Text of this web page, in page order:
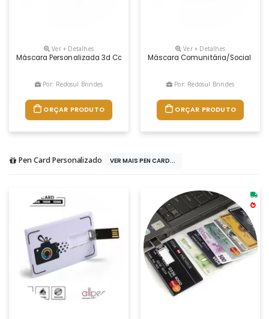
Ver + Detalhes
Máscara Personalizada 3d Com Impressão Em Silk Ou Sublimação
Por: Redosul Brindes
ORÇAR PRODUTO
Ver + Detalhes
Máscara Comunitária/social (não
Por: Redosul Brindes
ORÇAR PRODUTO
Pen Card Personalizado VER MAIS PEN CARD...